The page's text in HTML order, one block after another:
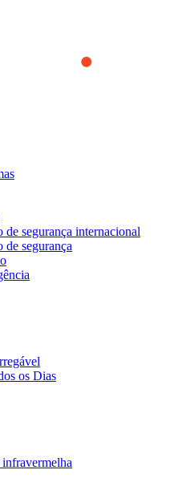
the best experience on our
find out how you can disable
de segurança internacional
de segurança
os Dias